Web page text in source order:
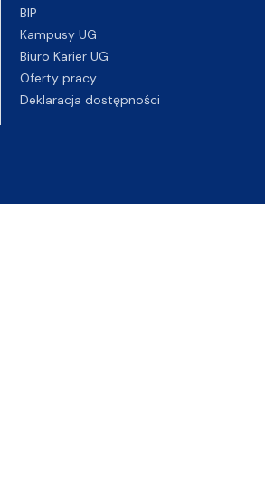
BIP
Kampusy UG
Biuro Karier UG
Oferty pracy
Deklaracja dostępności